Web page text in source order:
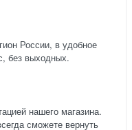
России, в удобное
без выходных.
нашего магазина.
сможете вернуть